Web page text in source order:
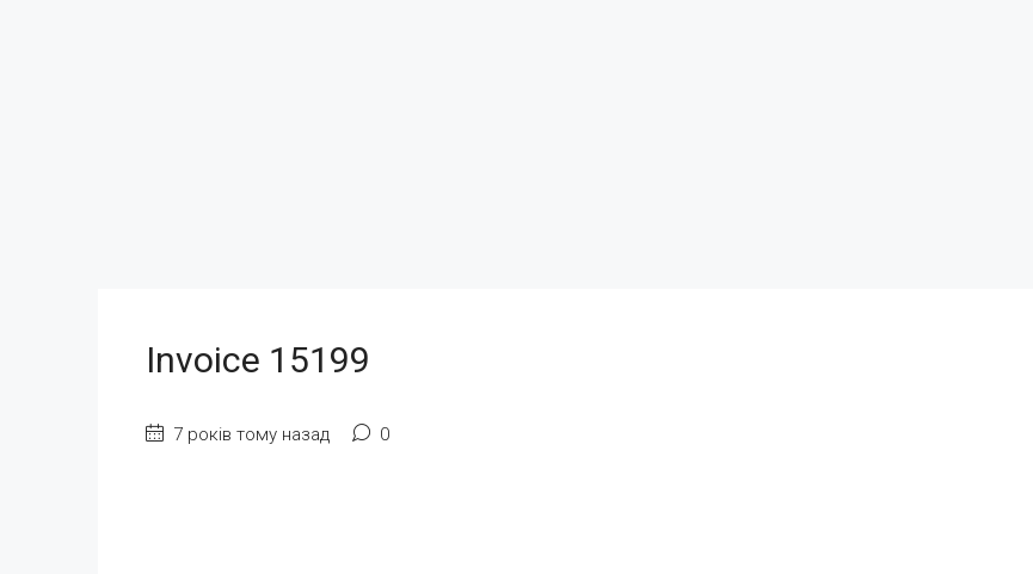
Invoice 15199
7 років тому назад 0